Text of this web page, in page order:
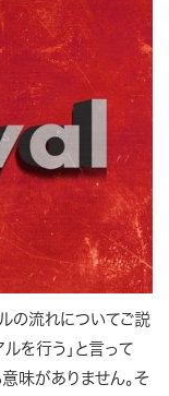
の流れについてご説
を行う」と言って
味がありません。そ